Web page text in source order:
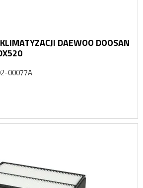
DAEWOO DOOSAN
00077A